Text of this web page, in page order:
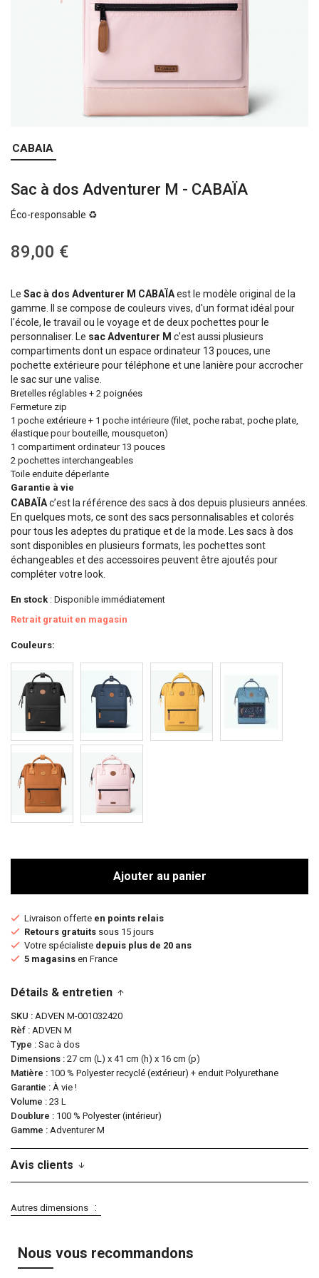
Skip
to
beginning
the
gallery
CABAIA
Sac à dos Adventurer M - CABAÏA
Éco-responsable ♻️
89,00 €
Le Sac à dos Adventurer M CABAÏAest le modèle original de la
gamme. Il se compose de couleurs vives, d'un format idéal pour
l'école, le travail ou le voyage et de deux pochettes pour le
personnaliser. Le sac Adventurer M c'est aussi plusieurs
compartiments dont un espace ordinateur 13 pouces, une
pochette extérieure pour téléphone et une lanière pour accrocher
le sac sur une valise.
Bretelles réglables + 2 poignées
Fermeture zip
1 poche extérieure + 1 poche intérieure (filet, poche rabat, poche plate,
élastique pour bouteille, mousqueton)
1 compartiment ordinateur 13 pouces
2 pochettes interchangeables
Toile enduite déperlante
Garantie à vie
CABAÏAc’est la référence des sacs à dos depuis plusieurs années.
En quelques mots, ce sont des sacs personnalisables et colorés
pour tous les adeptes du pratique et de la mode. Les sacs à dos
sont disponibles en plusieurs formats, les pochettes sont
échangeables et des accessoires peuvent être ajoutés pour
compléter votre look.
En stock : Disponible immédiatement
Retrait gratuit en magasin
Couleurs
Ajouter au panier
Livraison offerte en points relais
Retours gratuits sous 15 jours
Votre spécialiste depuis plus de 20 ans
5 magasins en France
Détails & entretien
SKU
ADVEN M-001032420
Rèf ADVEN M
Type
Sac à dos
Dimensions 27 cm (L) x 41 cm (h) x 16 cm (p)
Matière
100 % Polyester recyclé (extérieur) + enduit Polyurethane
Garantie
À vie !
Volume
23 L
Doublure
100 % Polyester (intérieur)
Gamme
Adventurer M
Avis clients
Autres dimensions
Nous vous recommandons